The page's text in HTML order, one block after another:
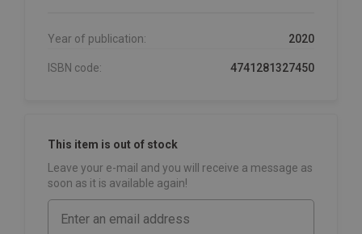
Year of publication: 2020
ISBN code: 4741281327450
This item is out of stock
Leave your e-mail and you will receive a message as
soon as it is available again!